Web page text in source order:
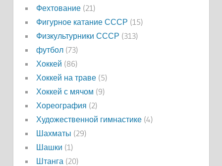
Фехтование(21)
Фигурное катание СССР (15)
Физкультурники СССР (313)
футбол(73)
Хоккей (86)
Хоккей на траве(5)
Хоккей с мячом (9)
Хореография (2)
Художественной гимнастике(4)
Шахматы (29)
Шашки (1)
Штанга(20)